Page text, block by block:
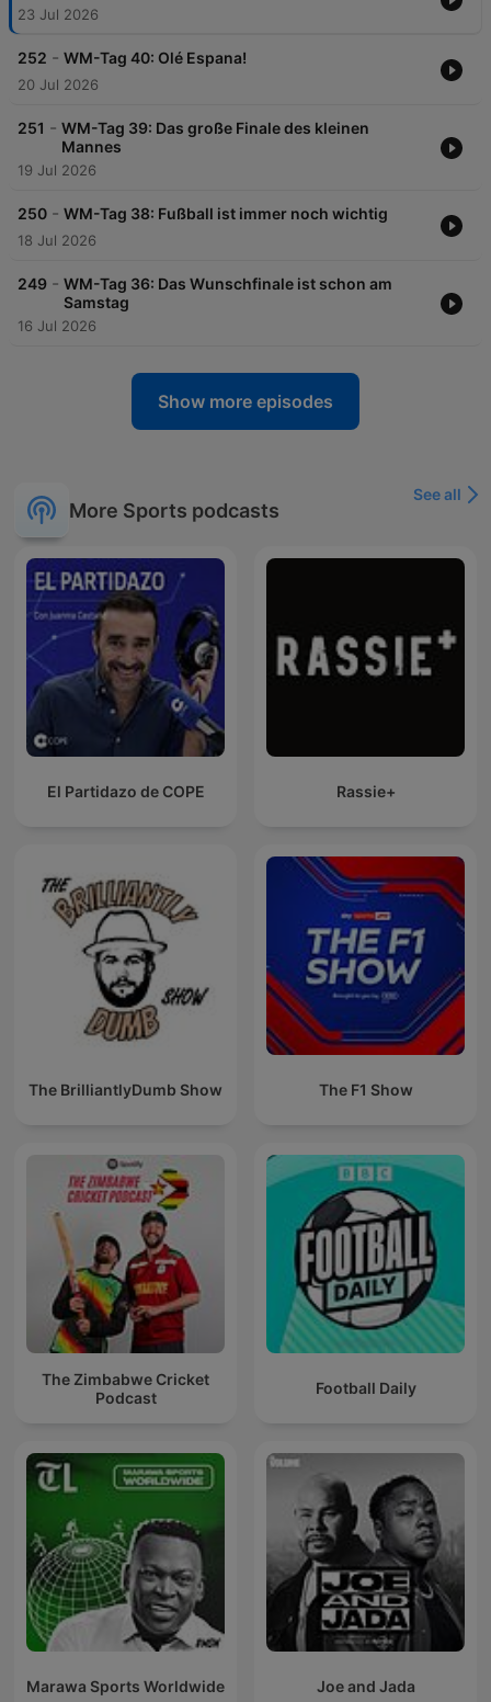
23 Jul 2026
252 - WM-Tag 40: Olé Espana!
20 Jul 2026
251 - WM-Tag 39: Das große Finale des kleinen
Mannes
19 Jul 2026
250 - WM-Tag 38: Fußball ist immer noch wichtig
18 Jul 2026
249 - WM-Tag 36: Das Wunschfinale ist schon am
Samstag
16 Jul 2026
Show more episodes
More Sports podcasts
See all
El Partidazo de COPE Rassie+
The BrilliantlyDumb Show The F1 Show
The Zimbabwe Cricket
Podcast
Football Daily
Marawa Sports Worldwide Joe and Jada